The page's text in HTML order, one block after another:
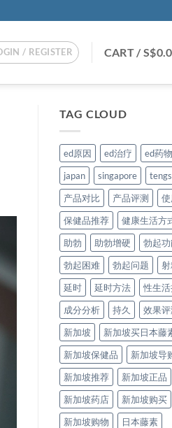
/ REGISTER CART /S$
TAG CLOUD
ed原因 ed治疗
ed药物
japan
singapore
产品对比
产品评测
保健品推荐
健康生活方
助勃
助勃增硬
勃起
勃起困难
勃起问题
延时
延时方法
性生活
成分分析
持久
效果评
新加坡
新加坡买日本藤
新加坡保健品
新加坡导
新加坡推荐
新加坡正品
新加坡药店
新加坡购买
新加坡购物
日本藤素